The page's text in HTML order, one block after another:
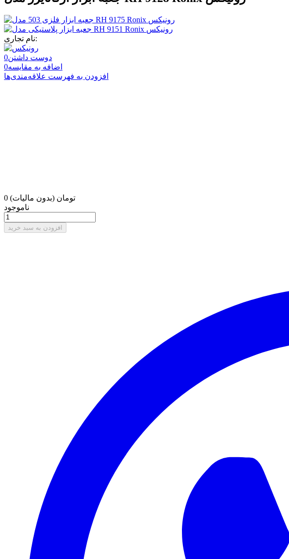
نام تجاری:
دوست داشتن0
اضافه به مقایسه0
افزودن به فهرست علاقه‌مندی‌ها
0 تومان (بدون مالیات)
ناموجود
افزودن به سبد خرید